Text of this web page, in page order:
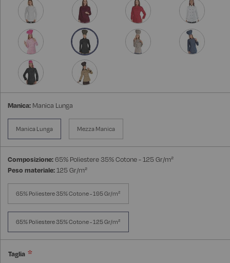
Manica: Manica Lunga
Manica Lunga Mezza Manica
Composizione:65% Poliestere 35% Cotone - 125 Gr/m²
Peso materiale:125 Gr/m²
65% Poliestere 35% Cotone - 195 Gr/m²
65% Poliestere 35% Cotone - 125 Gr/m²
Taglia